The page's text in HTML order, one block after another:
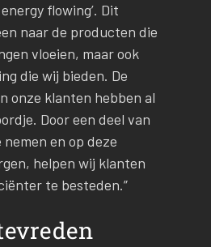
flowing’. Dit
naar de producten die
vloeien, maar ook
die wij bieden. De
onze klanten hebben al
Door een deel van
en op deze
helpen wij klanten
te besteden.”